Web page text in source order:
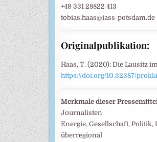
+49 331 28822 413
tobias.haas@iass-potsdam.de
Originalpublikation:
Haas, T. (2020): Die Lausitz
https://doi.org/10.32387/
Merkmale dieser
Journalisten
Energie, Gesellschaft, Politik,
überregional